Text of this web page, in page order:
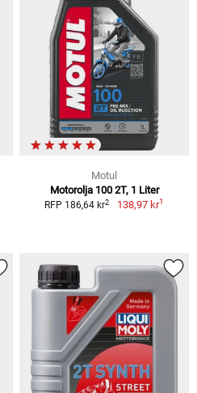
Motul
Motorolja 100 2T, 1 Liter
RFP 186,64 kr2 138,97 kr1